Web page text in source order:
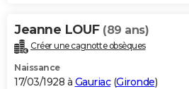
Jeanne LOUF (89 ans)
Créer une cagnotte obsèques
Naissance
17/03/1928 à Gauriac(Gironde)